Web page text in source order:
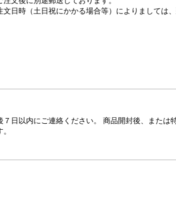
日時（土日祝にかかる場合等）によりましては
日以内にご連絡ください。 商品開封後、または